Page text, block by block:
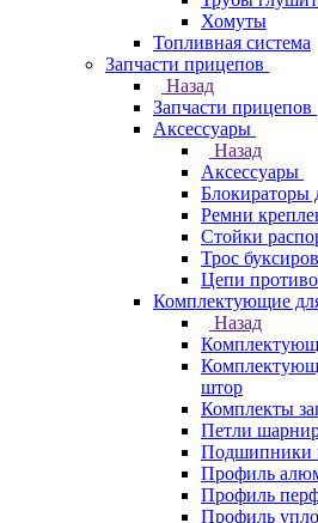
Хомуты
Топливная система
Запчасти прицепов
Назад
Запчасти прицепов
Аксессуары
Назад
Аксессуары
Блокираторы
Ремни
Стойки
Трос
Цепи
Комплектующие
Назад
штор
Комплекты
Петли
Подшипники
Профиль
Профиль
Профиль